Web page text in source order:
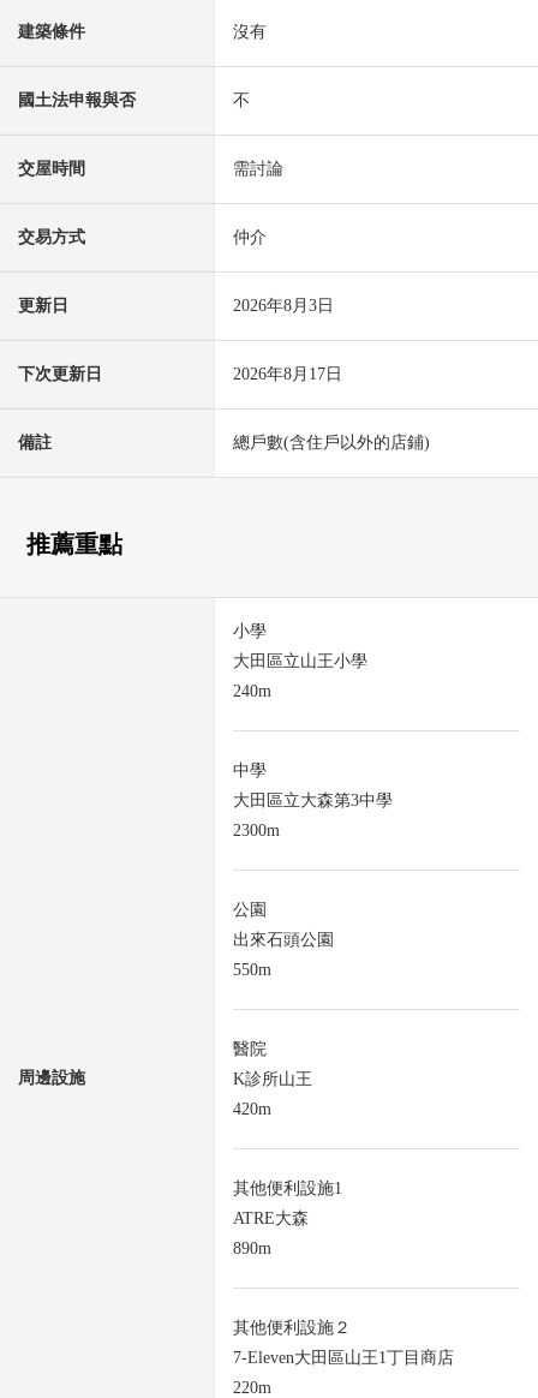
建築條件 沒有
國土法申報與否 不
交屋時間 需討論
交易方式 仲介
更新日 2026年8月3日
下次更新日 2026年8月17日
備註 總戶數(含住戶以外的店鋪)
推薦重點
周邊設施
小學
大田區立山王小學
240m
中學
大田區立大森第3中學
2300m
公園
出來石頭公園
550m
醫院
K診所山王
420m
其他便利設施1
ATRE大森
890m
其他便利設施２
7-Eleven大田區山王1丁目商店
220m